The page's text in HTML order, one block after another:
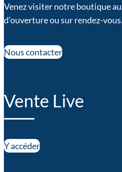
Venez visiter notre boutique
d’ouverture ou sur rendez-
Nous contacter
Vente Live
Y accéder